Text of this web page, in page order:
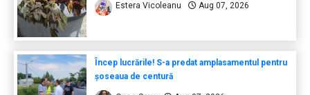
Estera Vicoleanu Aug 07, 2026
Încep lucrările! S-a predat amplasamentul pentru
șoseaua de centură